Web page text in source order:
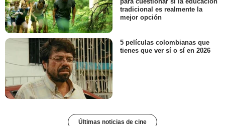
tradicional es realmente la
mejor opción
5 películas colombianas que
tienes que ver sí o sí en 2026
Últimas noticias de cine